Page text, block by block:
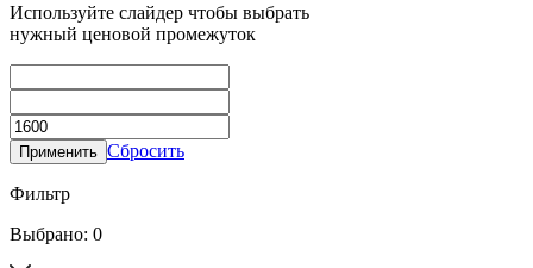
Используйте слайдер чтобы выбрать
нужный ценовой промежуток
Применить Сбросить
Фильтр
Выбрано: 0